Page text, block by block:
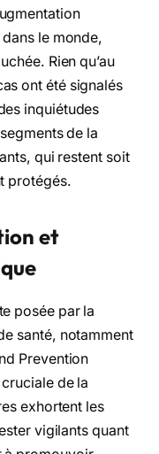
le monde,
Rien qu’au
ont été signalés
inquiétudes
de la
qui restent soit
protégés.
et
posée par la
santé, notamment
Prevention
de la
exhortent les
vigilants quant